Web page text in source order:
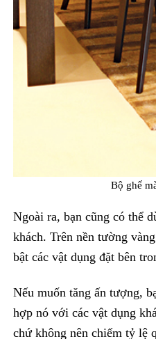
Bộ ghế
Ngoài ra, bạn cũng có thể
khách. Trên nền tường
bật các vật dụng đặt bên
Nếu muốn tăng ấn tượng,
hợp nó với các vật dụng
chứ không nên chiếm tỷ lệ